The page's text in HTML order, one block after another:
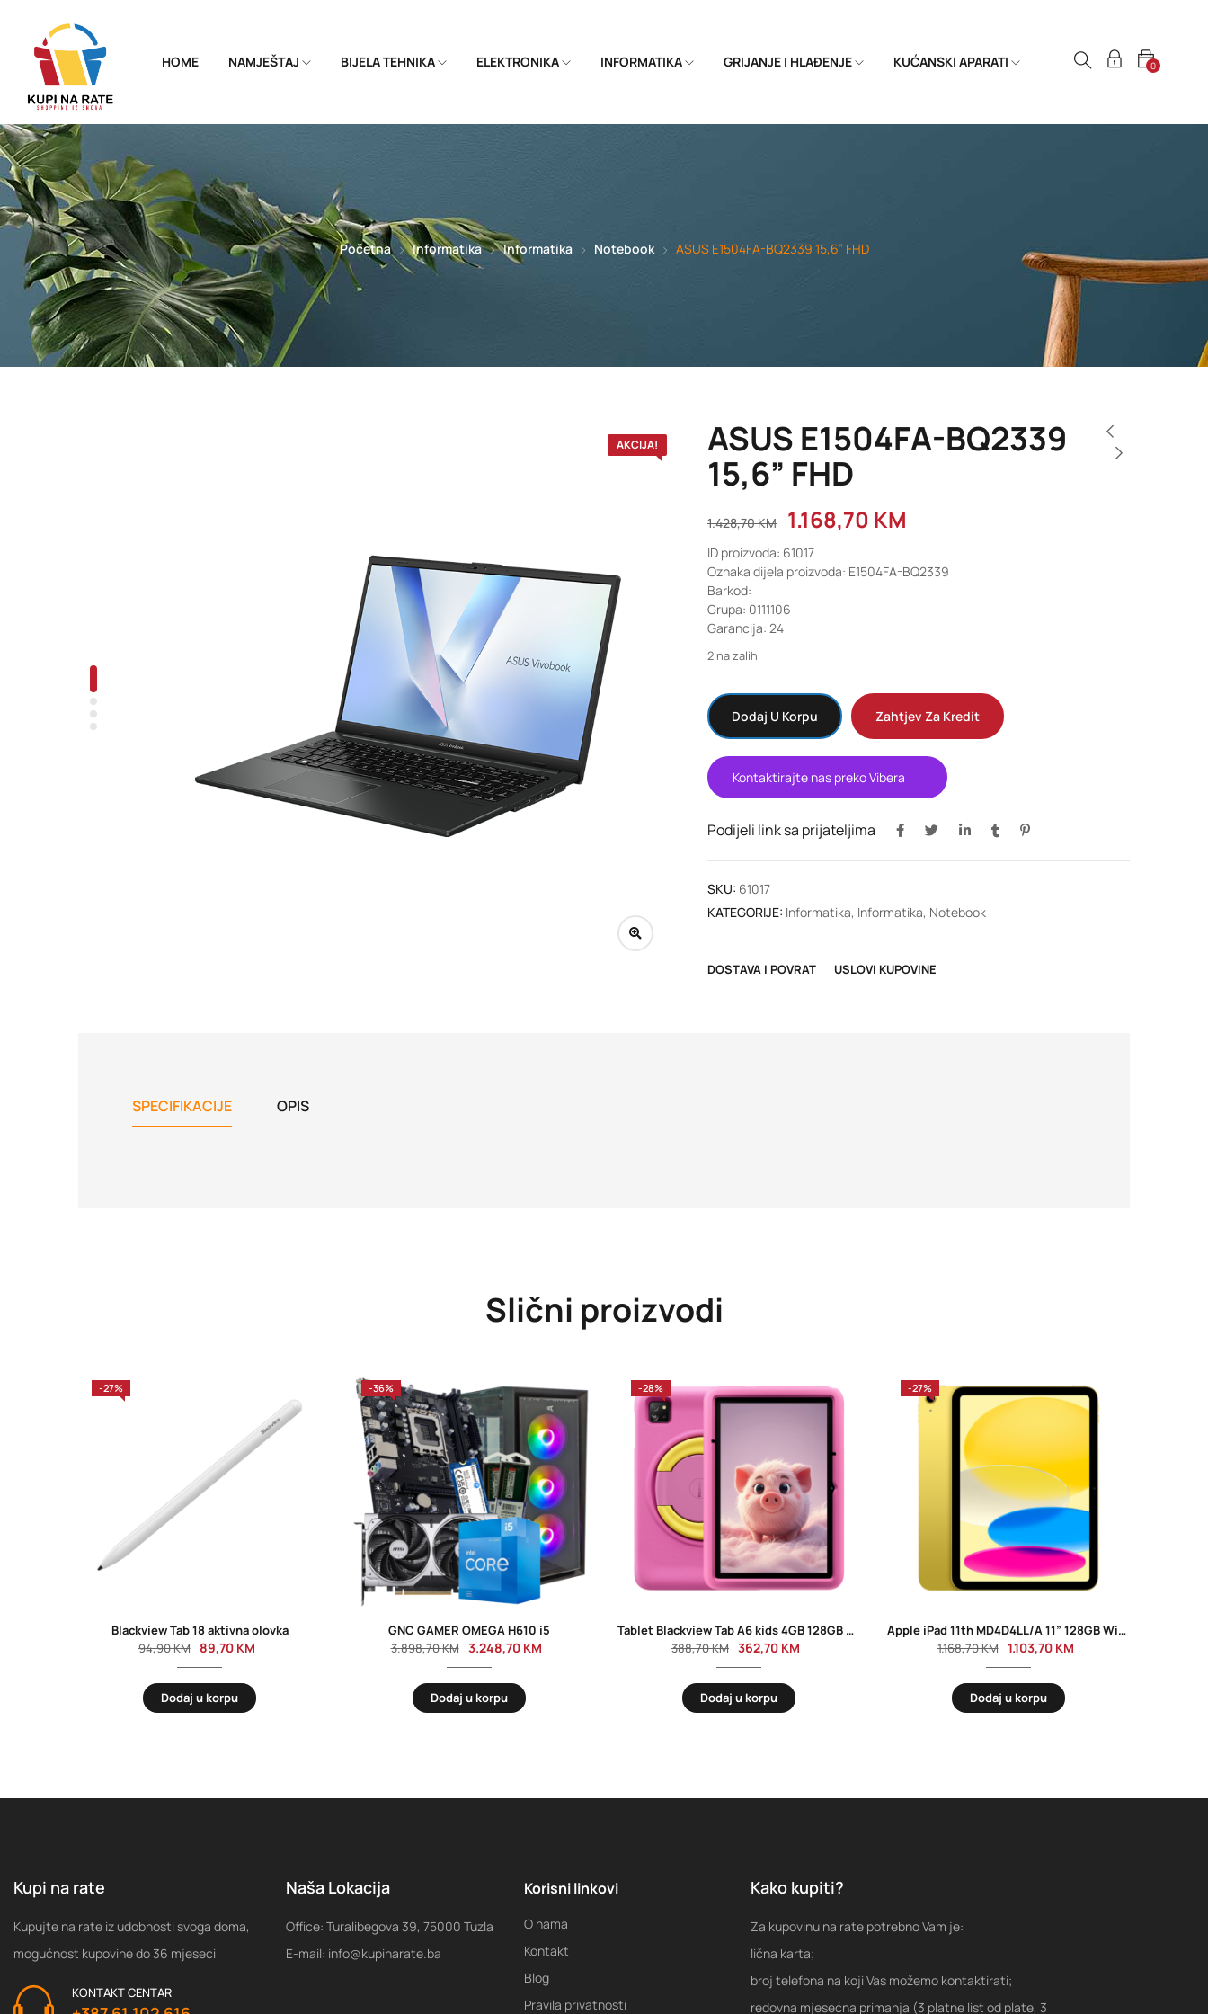
HOME NAMJEŠTAJ BIJELA TEHNIKA ELEKTRONIKA INFORMATIKA GRIJANJE I HLAĐENJE KUĆANSKI APARATI 0
Početna Informatika Informatika Notebook ASUS E1504FA-BQ2339 15,6” FHD
AKCIJA! ASUS E1504FA-BQ2339
15,6” FHD
1.428,70KM 1.168,70 KM
ID proizvoda: 61017
Oznaka dijela proizvoda: E1504FA-BQ2339
Barkod:
Grupa: 0111106
Garancija: 24
2 na zalihi
Dodaj U Korpu Zahtjev Za Kredit
Kontaktirajte nas preko Vibera
Podijeli link sa prijateljima
SKU: 61017
KATEGORIJE: Informatika, Informatika, Notebook
DOSTAVA I POVRAT USLOVI KUPOVINE
SPECIFIKACIJE OPIS
Slični proizvodi
-27%
Blackview Tab 18 aktivna olovka
94,90KM 89,70 KM
Dodaj u korpu
-36%
GNC GAMER OMEGA H610 i5
3.898,70KM 3.248,70 KM
Dodaj u korpu
-28%
Tablet Blackview Tab A6 kids 4GB 128GB WiFi 10” Rose Pink
388,70KM 362,70 KM
Dodaj u korpu
-27%
Apple iPad 11th MD4D4LL/A 11” 128GB Wifi Yellow
1.168,70KM 1.103,70 KM
Dodaj u korpu
Kupi na rate
Kupujte na rate iz udobnosti svoga doma,
mogućnost kupovine do 36 mjeseci
KONTAKT CENTAR
Naša Lokacija
Office: Turalibegova 39, 75000 Tuzla
E-mail: info@kupinarate.ba
Korisni linkovi
O nama
Kontakt
Blog
Pravila privatnosti
Kako kupiti?
Za kupovinu na rate potrebno Vam je:
lična karta;
broj telefona na koji Vas možemo kontaktirati;
redovna mjesećna primanja (3 platne list od plate, 3